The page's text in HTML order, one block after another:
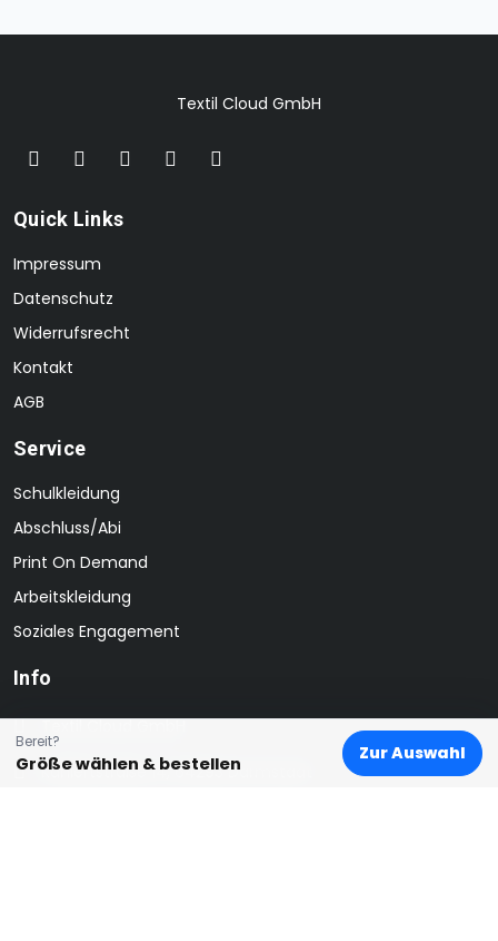
Bereit?
Größe wählen & bestellen Zur Auswahl
Textil Cloud GmbH
Quick Links
Impressum
Datenschutz
Widerrufsrecht
Kontakt
AGB
Service
Schulkleidung
Abschluss/Abi
Print On Demand
Arbeitskleidung
Soziales Engagement
Info
Kahlertstraße 14, 64293 Darmstadt